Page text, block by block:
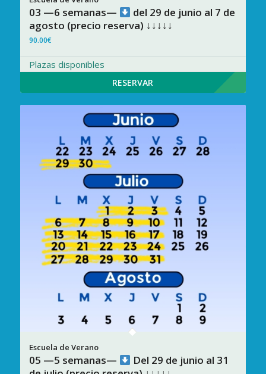
03 —6 semanas—
del 29 de junio al 7 de
agosto (precio reserva) ↓↓↓↓↓
90.00€
Plazas disponibles
RESERVAR
05 —5 semanas—
Del 29 de junio al 31